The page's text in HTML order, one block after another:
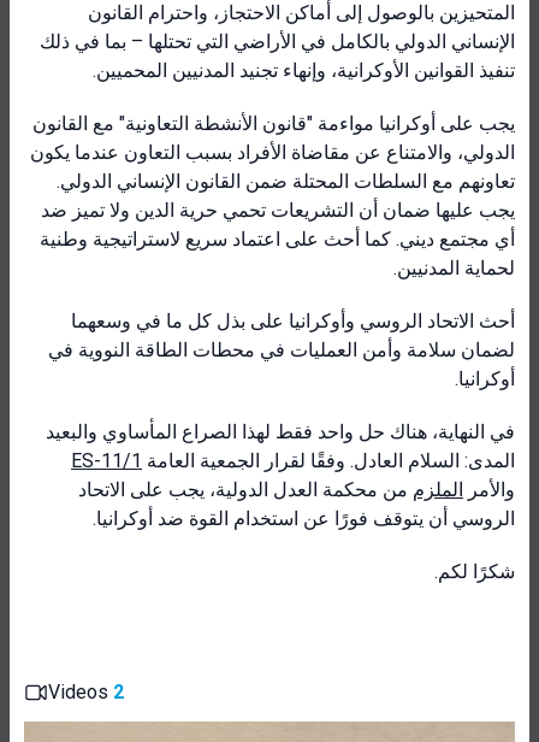
المتحيزين بالوصول إلى أماكن الاحتجاز، واحترام القانون
الإنساني الدولي بالكامل في الأراضي التي تحتلها – بما في ذلك
تنفيذ القوانين الأوكرانية، وإنهاء تجنيد المدنيين المحميين.
يجب على أوكرانيا مواءمة "قانون الأنشطة التعاونية" مع القانون
الدولي، والامتناع عن مقاضاة الأفراد بسبب التعاون عندما يكون
تعاونهم مع السلطات المحتلة ضمن القانون الإنساني الدولي.
يجب عليها ضمان أن التشريعات تحمي حرية الدين ولا تميز ضد
أي مجتمع ديني. كما أحث على اعتماد سريع لاستراتيجية وطنية
لحماية المدنيين.
أحث الاتحاد الروسي وأوكرانيا على بذل كل ما في وسعهما
لضمان سلامة وأمن العمليات في محطات الطاقة النووية في
أوكرانيا.
في النهاية، هناك حل واحد فقط لهذا الصراع المأساوي والبعيد
المدى: السلام العادل. وفقًا لقرار الجمعية العامة ES-11/1
والأمر الملزم من محكمة العدل الدولية، يجب على الاتحاد
الروسي أن يتوقف فورًا عن استخدام القوة ضد أوكرانيا.
شكرًا لكم.
Videos 2